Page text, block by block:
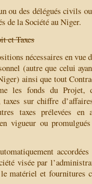
ou des délégués civils
de la Société au Niger.
et Taxes
nécessaires en vue
(autre que celui
ainsi que tout
les fonds du Projet,
taxes sur chiffre
taxes prélevées
vigueur ou
visée par
matériel et fournitures